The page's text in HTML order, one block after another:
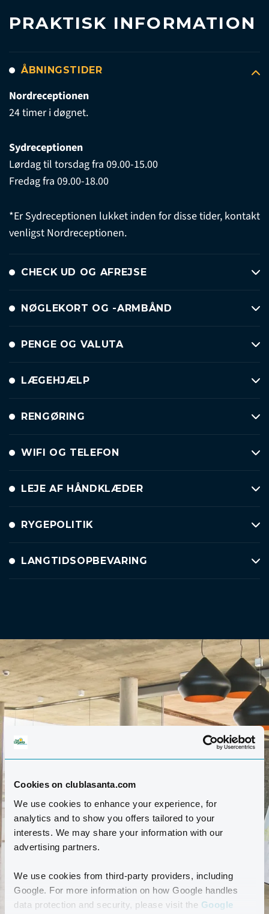
Cookies on clublasanta.com
We use cookies to enhance your experience, for
analytics and to show you offers tailored to your
interests. We may share your information with our
advertising partners.
We use cookies from third-party providers, including
Google. For more information on how Google handles
data protection and security, please visit the Google
PRAKTISK INFORMATION
ÅBNINGSTIDER
Nordreceptionen
24 timer i døgnet.
Sydreceptionen
Lørdag til torsdag fra 09.00-15.00
Fredag fra 09.00-18.00
*Er Sydreceptionen lukket inden for disse tider, kontakt
venligst Nordreceptionen.
CHECK UD OG AFREJSE
NØGLEKORT OG -ARMBÅND
PENGE OG VALUTA
LÆGEHJÆLP
RENGØRING
WIFI OG TELEFON
LEJE AF HÅNDKLÆDER
RYGEPOLITIK
LANGTIDSOPBEVARING